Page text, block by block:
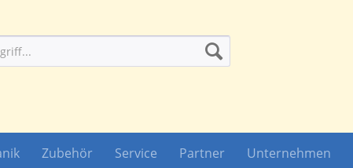
Zubehör Service Partner Unternehmen